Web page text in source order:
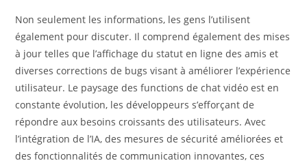
Non seulement les informations, les gens l’utilisent
également pour discuter. Il comprend également des mises
à jour telles que l’affichage du statut en ligne des amis et
diverses corrections de bugs visant à améliorer l’expérience
utilisateur. Le paysage des functions de chat vidéo est en
constante évolution, les développeurs s’efforçant de
répondre aux besoins croissants des utilisateurs. Avec
l’intégration de l’IA, des mesures de sécurité améliorées et
des fonctionnalités de communication innovantes, ces